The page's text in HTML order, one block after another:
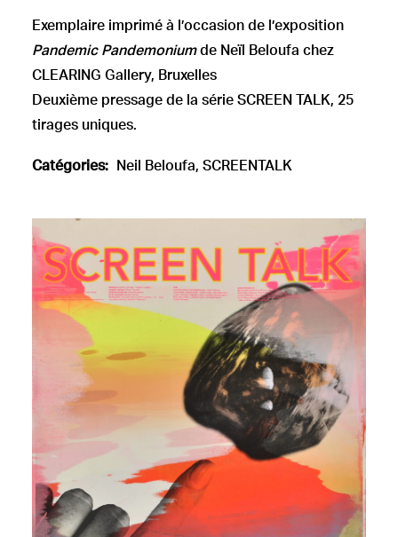
Exemplaire imprimé à l’occasion de l’exposition
Pandemic Pandemoniumde Neïl Beloufa chez
CLEARING Gallery, Bruxelles
Deuxième pressage de la série SCREEN TALK, 25
tirages uniques.
Catégories: Neil Beloufa, SCREENTALK